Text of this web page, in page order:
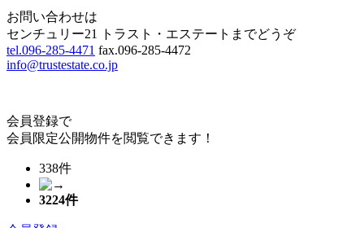
お問い合わせは
センチュリー21 トラスト・エステートまでどうぞ
tel.096-285-4471 fax.096-285-4472
info@trustestate.co.jp
会員登録で
会員限定公開物件を閲覧できます！
338件
3224件